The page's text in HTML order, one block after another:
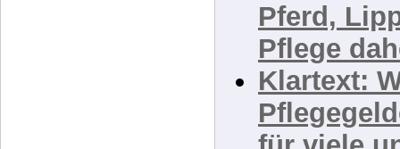
Politik
Pferd,
Pflege
Klartext: